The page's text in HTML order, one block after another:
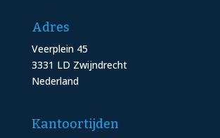
Adres
Veerplein 45
3331 LD Zwijndrecht
Nederland
Kantoortijden